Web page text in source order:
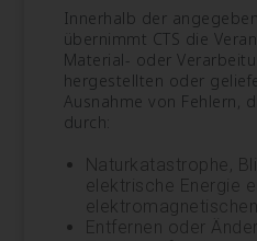
Innerhalb der
übernimmt CTS die
Material- oder
hergestellten oder
Ausnahme von Fehlern,
durch:
Naturkatastrophe,
elektrische Energie
Entfernen oder